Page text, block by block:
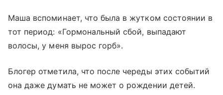
Маша вспоминает, что была в жутком состоянии в
тот период: «Гормональный сбой, выпадают
волосы, у меня вырос горб».
Блогер отметила, что после череды этих событий
она даже думать не может о рождении детей.